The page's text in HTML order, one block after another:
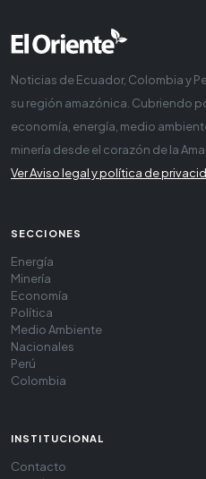
Noticias de Ecuador, Colombia y
su región amazónica. Cubriendo
economía, energía, medio
minería desde el corazón de la
Ver Aviso legal y política de
SECCIONES
Energía
Minería
Economía
Política
Medio Ambiente
Nacionales
Perú
Colombia
INSTITUCIONAL
Contacto